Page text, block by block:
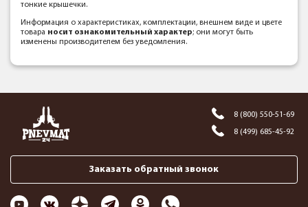
тонкие крышечки.
Информация о характеристиках, комплектации, внешнем виде и цвете
товара носит ознакомительный характер; они могут быть
изменены производителем без уведомления.
8 (800) 550-51-69
8 (499) 685-45-92
Заказать обратный звонок